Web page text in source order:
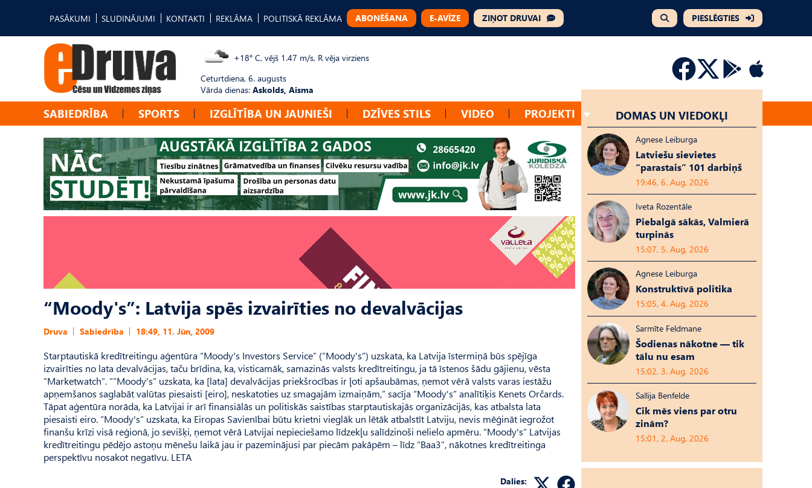
PASĀKUMI SLUDINĀJUMI KONTAKTI REKLĀMA POLITISKĀ REKLĀMA ABONĒŠANA E-AVĪZE ZIŅOT DRUVAI PIESLĒGTIES
+18° C, vējš 1.47 m/s, R vēja virziens
Ceturtdiena, 6. augusts
Vārda dienas: Askolds, Aisma
SABIEDRĪBA SPORTS IZGLĪTĪBA UN JAUNIEŠI DZĪVES STILS VIDEO PROJEKTI
“Moody's”: Latvija spēs izvairīties no devalvācijas
Druva Sabiedrība 18:49, 11. Jūn, 2009
Starptautiskā kredītreitingu aģentūra “Moody's Investors Service” (“Moody's”) uzskata, ka Latvija īstermiņā būs spējīga
izvairīties no lata devalvācijas, taču brīdina, ka, visticamāk, samazinās valsts kredītreitingu, ja tā īstenos šādu gājienu, vēsta
“Marketwatch”. “”Moody's” uzskata, ka [lata] devalvācijas priekšrocības ir ļoti apšaubāmas, ņemot vērā valsts varas iestāžu
apņemšanos saglabāt valūtas piesaisti [eiro], neskatoties uz smagajām izmaiņām,” sacīja “Moody's” analītiķis Kenets Orčards.
Tāpat aģentūra norāda, ka Latvijai ir arī finansiālās un politiskās saistības starptautiskajās organizācijās, kas atbalsta lata
piesaisti eiro. “Moody's” uzskata, ka Eiropas Savienībai būtu krietni vieglāk un lētāk atbalstīt Latviju, nevis mēģināt iegrožot
finanšu krīzi visā reģionā, jo sevišķi, ņemot vērā Latvijai nepieciešamo līdzekļu salīdzinoši nelielo apmēru. “Moody's” Latvijas
kredītreitingu pēdējo astoņu mēnešu laikā jau ir pazeminājusi par piecām pakāpēm – līdz “Baa3”, nākotnes kredītreitinga
perspektīvu nosakot negatīvu. LETA
Dalies:
DOMAS UN VIEDOKĻI
Agnese Leiburga
Latviešu sievietes
“parastais” 101 darbiņš
19:46, 6. Aug, 2026
Iveta Rozentāle
Piebalgā sākās, Valmierā
turpinās
15:07, 5. Aug, 2026
Agnese Leiburga
Konstruktīvā politika
15:05, 4. Aug, 2026
Sarmīte Feldmane
Šodienas nākotne — tik
tālu nu esam
15:02, 3. Aug, 2026
Sallija Benfelde
Cik mēs viens par otru
zinām?
15:01, 2. Aug, 2026